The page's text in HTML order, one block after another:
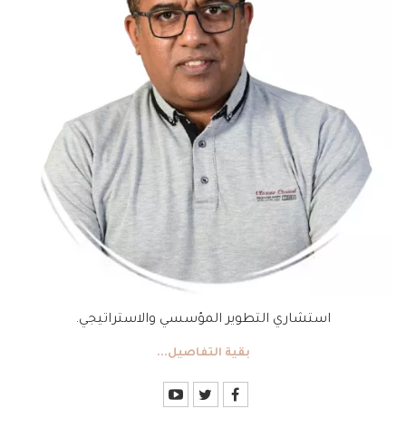
استشاري التطوير المؤسسي والاستراتيجي.
بقية التفاصيل...